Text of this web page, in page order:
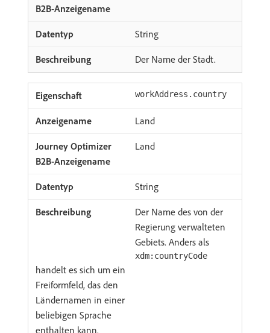
String
Der Name der Stadt.
workAddress.country
Land
Land
String
Der Name des von der
Regierung verwalteten
Gebiets. Anders als
xdm:countryCode
handelt es sich um ein
Freiformfeld, das den
Ländernamen in einer
beliebigen Sprache
enthalten kann.